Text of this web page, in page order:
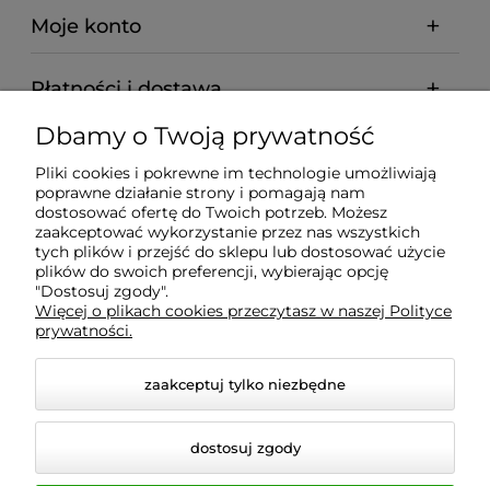
Moje konto
Płatności i dostawa
Informacje
O nas
Wyposażenie Gastronomii - Projekty Technologiczne -
Sklep Gastronomiczny - Serwis Sprzętu
Gastronomicznego | Gdańsk - Trójmiasto - Pomorskie
Dbamy o Twoją prywatność
Pliki cookies i pokrewne im technologie umożliwiają
poprawne działanie strony i pomagają nam
dostosować ofertę do Twoich potrzeb. Możesz
zaakceptować wykorzystanie przez nas wszystkich
tych plików i przejść do sklepu lub dostosować użycie
plików do swoich preferencji, wybierając opcję
"Dostosuj zgody".
Więcej o plikach cookies przeczytasz w naszej Polityce
prywatności.
zaakceptuj tylko niezbędne
dostosuj zgody